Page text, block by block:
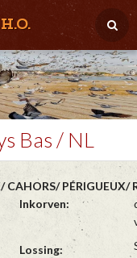
Bas / NL
PÉRIGUEUX/
Inkorven:
Lossing: